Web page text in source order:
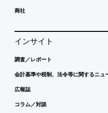
商社
インサイト
調査／レポート
会計基準や税制、法令等に関するニュ
広報誌
コラム／対談